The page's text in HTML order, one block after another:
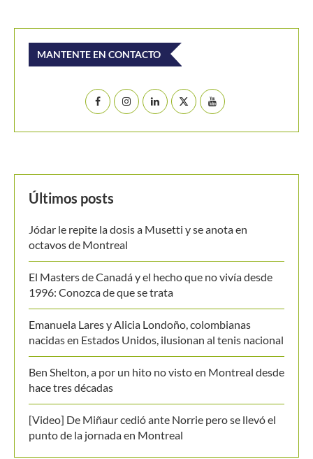
MANTENTE EN CONTACTO
octavos de Montreal
El Masters de Canadá y el hecho que no vivía desde
1996: Conozca de que se trata
Emanuela Lares y Alicia Londoño, colombianas
nacidas en Estados Unidos, ilusionan al tenis nacional
Ben Shelton, a por un hito no visto en Montreal desde
hace tres décadas
[Video] De Miñaur cedió ante Norrie pero se llevó el
punto de la jornada en Montreal